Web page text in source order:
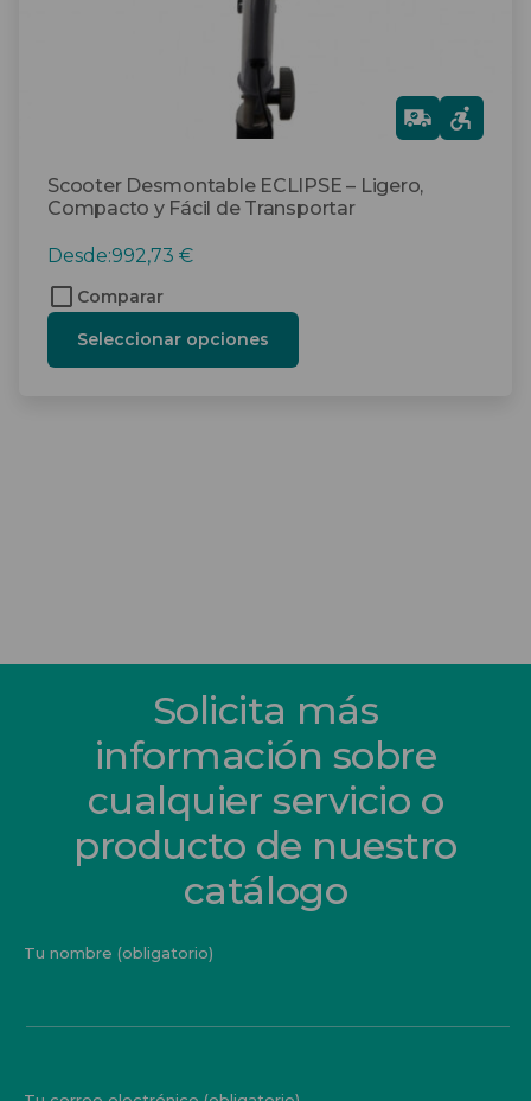
Scooter Desmontable ECLIPSE – Ligero,
Compacto y Fácil de Transportar
Gra
tis
Desde:992,73 €
Comparar
Seleccionar opciones
Solicita más
información sobre
cualquier servicio o
producto de nuestro
catálogo
Tu nombre (obligatorio)